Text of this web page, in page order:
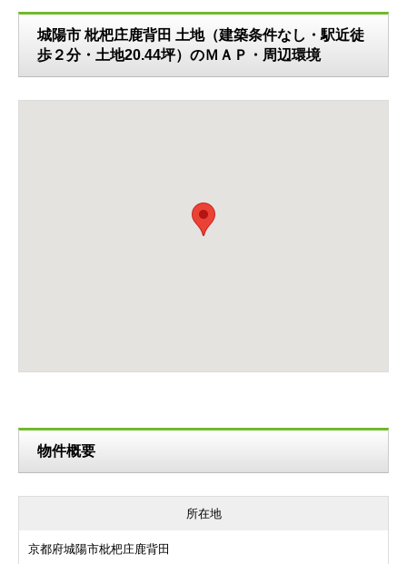
城陽市 枇杷庄鹿背田 土地（建築条件なし・駅近徒
歩２分・土地20.44坪）のＭＡＰ・周辺環境
物件概要
所在地
京都府城陽市枇杷庄鹿背田